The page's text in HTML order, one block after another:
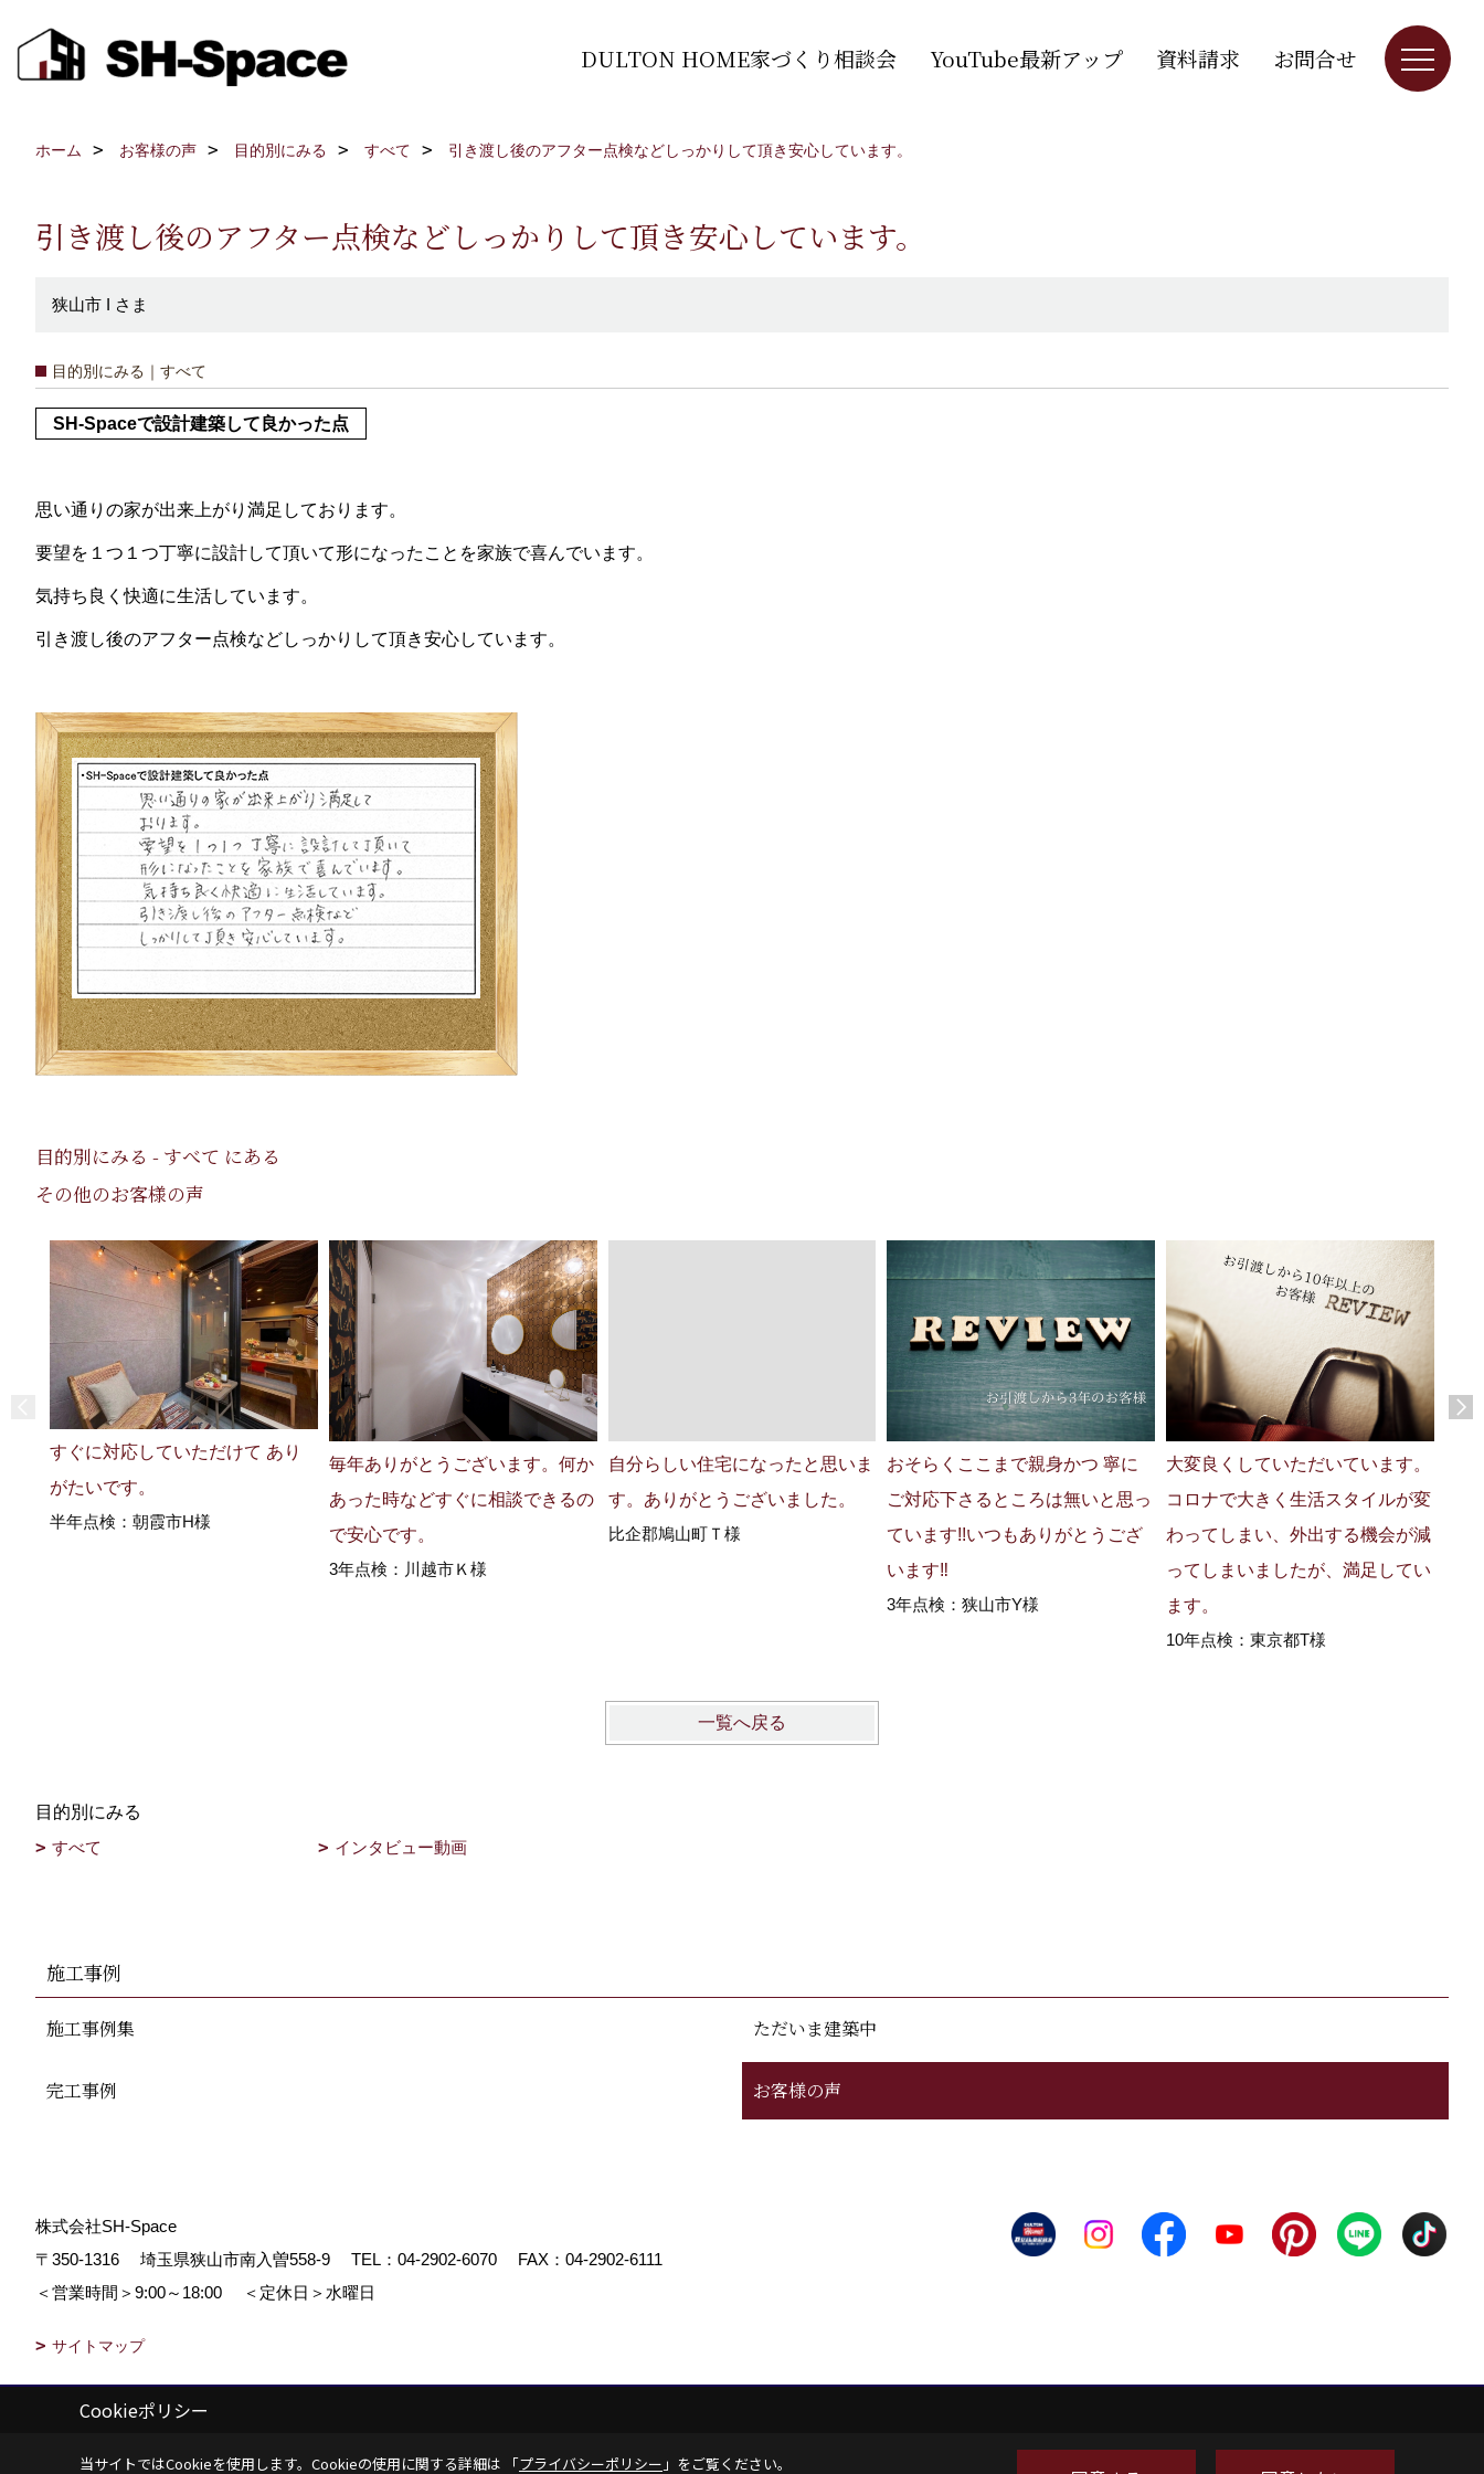
DULTON HOME家づくり相談会 YouTube最新アップ 資料請求 お問合せ
ホーム お客様の声 目的別にみる すべて 引き渡し後のアフター点検などしっかりして頂き安心しています。
引き渡し後のアフター点検などしっかりして頂き安心しています。
狭山市 I さま
目的別にみる｜すべて
SH-Spaceで設計建築して良かった点
思い通りの家が出来上がり満足しております。
要望を１つ１つ丁寧に設計して頂いて形になったことを家族で喜んでいます。
気持ち良く快適に生活しています。
引き渡し後のアフター点検などしっかりして頂き安心しています。
目的別にみる - すべて にある
その他のお客様の声
すぐに対応していただけて あり
がたいです。
半年点検：朝霞市H様
毎年ありがとうございます。何か
あった時などすぐに相談できるの
で安心です。
3年点検：川越市Ｋ様
自分らしい住宅になったと思いま
す。ありがとうございました。
比企郡鳩山町Ｔ様
おそらくここまで親身かつ 寧に
ご対応下さるところは無いと思っ
ています!!いつもありがとうござ
います‼
3年点検：狭山市Y様
大変良くしていただいています。
コロナで大きく生活スタイルが変
わってしまい、外出する機会が減
ってしまいましたが、満足してい
ます。
10年点検：東京都T様
一覧へ戻る
目的別にみる
すべて
インタビュー動画
施工事例
施工事例集 ただいま建築中
完工事例 お客様の声
株式会社SH-Space
〒350-1316
埼玉県狭山市南入曽558-9 TEL： 04-2902-6070
FAX：04-2902-6111
＜営業時間＞9:00～18:00
＜定休日＞水曜日
サイトマップ
Copyright (c) SH-space. All Rights Reserved.
Cookieポリシー
当サイトではCookieを使用します。 Cookieの使用に関する詳細は 「プライバシーポリシー 」をご覧ください。